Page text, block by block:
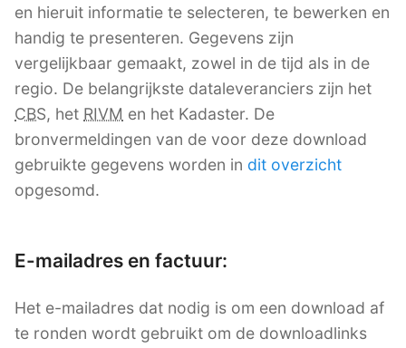
en hieruit informatie te selecteren, te bewerken en
handig te presenteren. Gegevens zijn
vergelijkbaar gemaakt, zowel in de tijd als in de
regio. De belangrijkste dataleveranciers zijn het
CBS, het RIVM en het Kadaster. De
bronvermeldingen van de voor deze download
gebruikte gegevens worden in dit overzicht
opgesomd.
E-mailadres en factuur:
Het e-mailadres dat nodig is om een download af
te ronden wordt gebruikt om de downloadlinks